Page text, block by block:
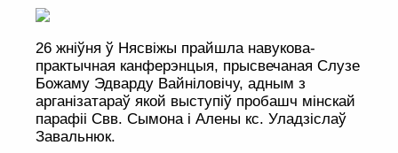
26 жніўня ў Нясвіжы прайшла навукова-
практычная канферэнцыя, прысвечаная Слузе
Божаму Эдварду Вайніловічу, адным з
арганізатараў якой выступіў пробашч мінскай
парафіі Свв. Сымона і Алены кс. Уладзіслаў
Завальнюк.